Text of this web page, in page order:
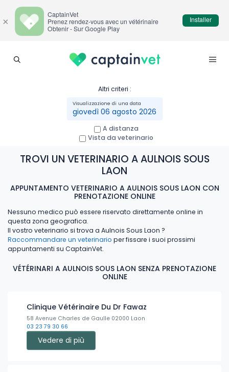
Altri criteri :
giovedì 06 agosto 2026
A distanza
Vista da veterinario
TROVI UN VETERINARIO A AULNOIS SOUS
LAON
APPUNTAMENTO VETERINARIO A AULNOIS SOUS LAON CON
PRENOTAZIONE ONLINE
Nessuno medico può essere riservato direttamente online in
questa zona geografica.
Il vostro veterinario si trova a Aulnois Sous Laon ?
Raccommandare un veterinario per fissare i suoi prossimi
appuntamenti su CaptainVet.
VÉTÉRINARI A AULNOIS SOUS LAON SENZA PRENOTAZIONE
ONLINE
Clinique Vétérinaire Du Dr Fawaz
58 Avenue Charles de Gaulle 02000 Laon
03 23 79 30 66
Vedere di più
×
CaptainVet
Prenez rendez-vous avec un vétérinaire
Obtenir - Sur Google Play
Installer